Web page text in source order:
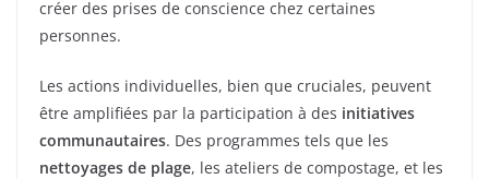
créer des prises de conscience chez certaines
personnes.
Les actions individuelles, bien que cruciales, peuvent
être amplifiées par la participation à des initiatives
communautaires. Des programmes tels que les
nettoyages de plage, les ateliers de compostage, et les